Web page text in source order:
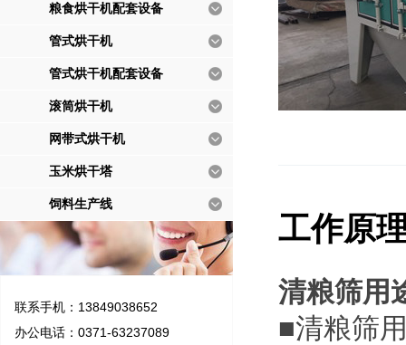
粮食烘干机配套设备
管式烘干机
管式烘干机配套设备
滚筒烘干机
网带式烘干机
玉米烘干塔
饲料生产线
联系手机：13849038652
办公电话：0371-63237089
工作原
清粮筛用
■清粮筛